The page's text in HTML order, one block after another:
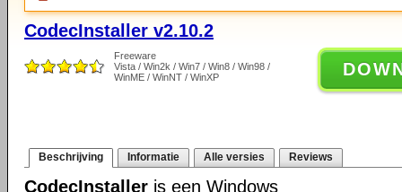
CodecInstaller v2.10.2
Freeware
Vista / Win2k / Win7 / Win8 / Win98 /
WinME / WinNT / WinXP
Beschrijving Informatie Alle versies Reviews
CodecInstaller is een Windows